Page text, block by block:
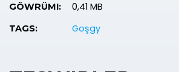
GÖWRÜMI: 0,41 MB
TAGS: Goşgy